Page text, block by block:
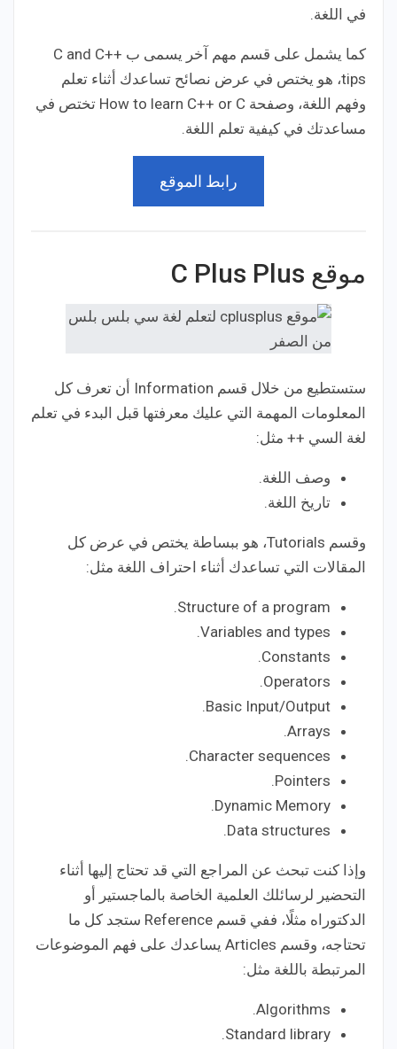
في اللغة.
كما يشمل على قسم مهم آخر يسمى ب C and C++
tips، هو يختص في عرض نصائح تساعدك أثناء تعلم
وفهم اللغة، وصفحة How to learn C++ or C تختص في
مساعدتك في كيفية تعلم اللغة.
رابط الموقع
موقع C Plus Plus
ستستطيع من خلال قسم Information أن تعرف كل
المعلومات المهمة التي عليك معرفتها قبل البدء في تعلم
لغة السي ++ مثل:
وصف اللغة.
تاريخ اللغة.
وقسم Tutorials، هو ببساطة يختص في عرض كل
المقالات التي تساعدك أثناء احتراف اللغة مثل:
Structure of a program.
Variables and types.
Constants.
Operators.
Basic Input/Output.
Arrays.
Character sequences.
Pointers.
Dynamic Memory.
Data structures.
وإذا كنت تبحث عن المراجع التي قد تحتاج إليها أثناء
التحضير لرسائلك العلمية الخاصة بالماجستير أو
الدكتوراه مثلًا، ففي قسم Reference ستجد كل ما
تحتاجه، وقسم Articles يساعدك على فهم الموضوعات
المرتبطة باللغة مثل:
Algorithms.
Standard library.